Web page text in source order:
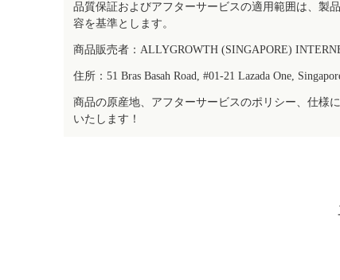
品質保証およびアフターサービスの適用範囲は、製
容を基準とします。
商品販売者：ALLYGROWTH (SINGAPORE)
住所：51 Bras Basah Road, #01-21 Lazada One,
商品の原産地、アフターサービスのポリシー、仕様
いたします！